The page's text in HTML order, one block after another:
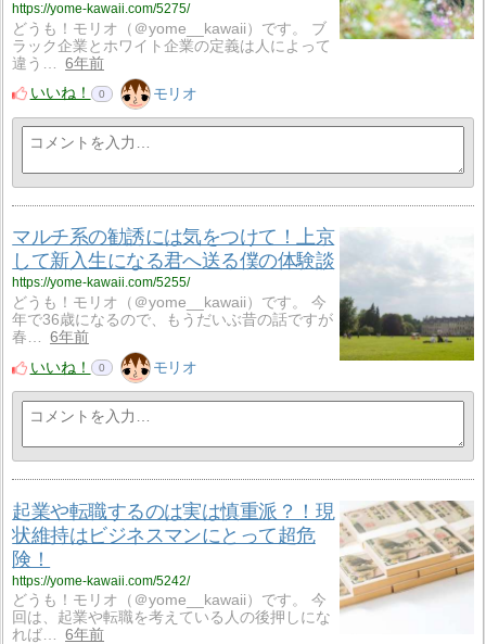
https://yome-kawaii.com/5275/
どうも！モリオ（＠yome__kawaii）です。 ブ
ラック企業とホワイト企業の定義は人によって
違う…
6年前
いいね！
0 モリオ
マルチ系の勧誘には気をつけて！上京
して新入生になる君へ送る僕の体験談
https://yome-kawaii.com/5255/
どうも！モリオ（＠yome__kawaii）です。 今
年で36歳になるので、もうだいぶ昔の話ですが
春…
6年前
いいね！
0 モリオ
起業や転職するのは実は慎重派？！現
状維持はビジネスマンにとって超危
険！
https://yome-kawaii.com/5242/
どうも！モリオ（＠yome__kawaii）です。 今
回は、起業や転職を考えている人の後押しにな
れば…
6年前